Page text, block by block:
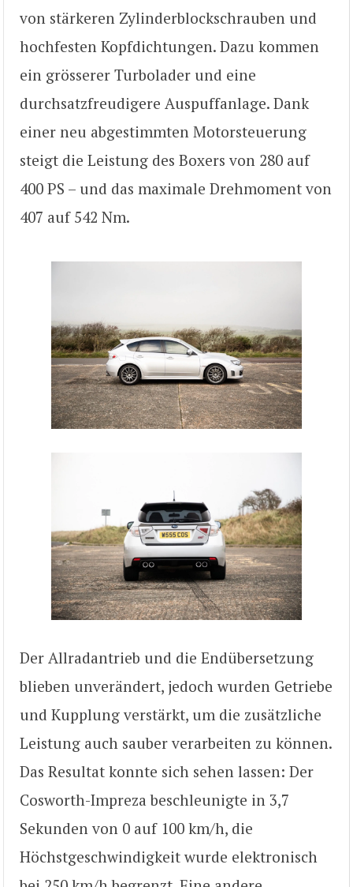
von stärkeren Zylinderblockschrauben und
hochfesten Kopfdichtungen. Dazu kommen
ein grösserer Turbolader und eine
durchsatzfreudigere Auspuffanlage. Dank
einer neu abgestimmten Motorsteuerung
steigt die Leistung des Boxers von 280 auf
400 PS – und das maximale Drehmoment von
407 auf 542 Nm.
Der Allradantrieb und die Endübersetzung
blieben unverändert, jedoch wurden Getriebe
und Kupplung verstärkt, um die zusätzliche
Leistung auch sauber verarbeiten zu können.
Das Resultat konnte sich sehen lassen: Der
Cosworth-Impreza beschleunigte in 3,7
Sekunden von 0 auf 100 km/h, die
Höchstgeschwindigkeit wurde elektronisch